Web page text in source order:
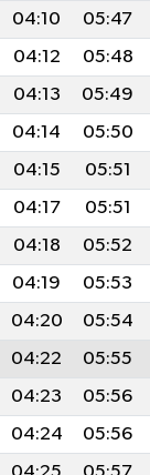
04:10 05:47
04:12 05:48
04:13 05:49
04:14 05:50
04:15 05:51
04:17 05:51
04:18 05:52
04:19 05:53
04:20 05:54
04:22 05:55
04:23 05:56
04:24 05:56